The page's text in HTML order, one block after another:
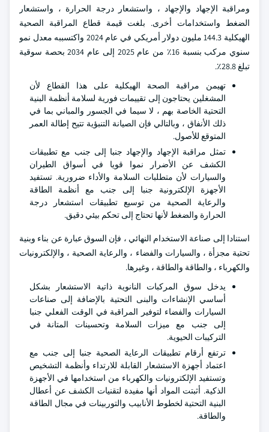
ومراقبة الإجهاد والإجهاد ، واستشعار درجة الحرارة ، واستشعار
الضغط واستخدامات أخرى. بلغت قيمة قطاع المراقبة الصحية
الهيكلية 144.3 مليون دولار أمريكي في عام 2024 واكتسببه معدل نمو
سنوي مركب بنسبة 16٪ من عام 2025 إلى عام 2034 بحصة سوقية
تبلغ 28.8٪.
تهيمن مراقبة الصحة الهيكلية على هذا القطاع لأن
المشغلين يحتاجون إلى تقييمات فورية لسلامة أنظمة البنية
التحتية الخاصة بهم ، لا سيما في الجسور والمباني بما في
ذلك الأنفاق ، وبالتالي فإن الصيانة التنبؤية تتيح إطالة العمر
المتوقع للأصول.
تمثل مراقبة الإجهاد والإجهاد جنبا إلى جنب مع تطبيقات
الكشف عن الأضرار نموا قويا في أسواق الطيران
والسيارات لأن متطلبات السلامة والأداء ضرورية. تستفيد
الأجهزة الإلكترونية جنبا إلى جنب مع أنظمة الطاقة
والرعاية الصحية من توسيع تطبيقات استشعار درجة
الحرارة والضغط لأنها تحتاج إلى تحكم بيئي دقيق.
استنادا إلى صناعة الاستخدام النهائي ، فإن السوق عبارة عن بناء وبنية
تحتية مجزأة ، والسيارات والفضاء ، والرعاية الصحية ، والإلكترونيات
والكهرباء ، والطاقة والطاقة ، وغيرها.
يدخل سوق المركبات النانوية ذاتية الاستشعار بشكل
أساسي الإنشاءات والبنى التحتية بالإضافة إلى صناعات
السيارات والفضاء لتوفير المراقبة في الوقت الفعلي جنبا
إلى جنب مع ميزات السلامة وتحسينات المتانة في
التركيبات الحيوية.
ترتفع أرقام تطبيقات الرعاية الصحية جنبا إلى جنب مع
اعتماد أجهزة الاستشعار القابلة للارتداء وأنظمة التشخيص
وتستفيد الإلكترونيات والكهرباء من استخدامها في الأجهزة
الذكية. أثبتت المواد أنها مفيدة لتقنيات الكشف عن أعطال
البنية التحتية لخطوط الأنابيب والتوربينات في مجال الطاقة
والطاقة.